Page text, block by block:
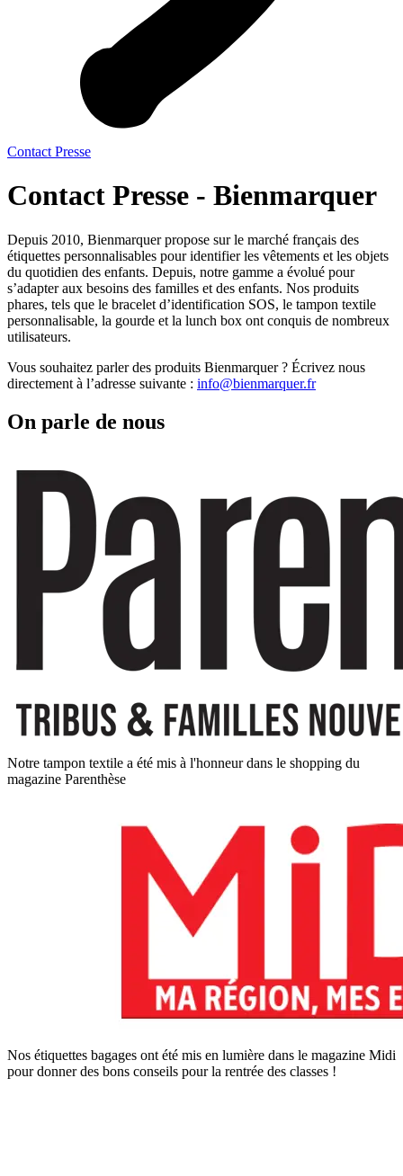
Contact Presse
Contact Presse - Bienmarquer
Depuis 2010, Bienmarquer propose sur le marché français des
étiquettes personnalisables pour identifier les vêtements et les objets
du quotidien des enfants. Depuis, notre gamme a évolué pour
s’adapter aux besoins des familles et des enfants. Nos produits
phares, tels que le bracelet d’identification SOS, le tampon textile
personnalisable, la gourde et la lunch box ont conquis de nombreux
utilisateurs.
Vous souhaitez parler des produits Bienmarquer ? Écrivez nous
directement à l’adresse suivante : info@bienmarquer.fr
On parle de nous
Notre tampon textile a été mis à l'honneur dans le shopping du
magazine Parenthèse
Nos étiquettes bagages ont été mis en lumière dans le magazine Midi
pour donner des bons conseils pour la rentrée des classes !